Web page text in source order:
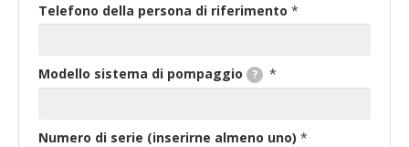
Telefono della persona di riferimento *
Modello sistema di pompaggio ? *
Numero di serie (inserirne almeno uno) *